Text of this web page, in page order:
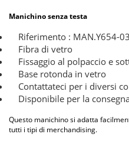
Manichino senza testa
Riferimento : MAN.Y654-03
Fibra di vetro
Fissaggio al polpaccio e
Base rotonda in vetro
Contattateci per i diversi
Disponibile per la
Questo manichino si adatta
tutti i tipi di merchandising.